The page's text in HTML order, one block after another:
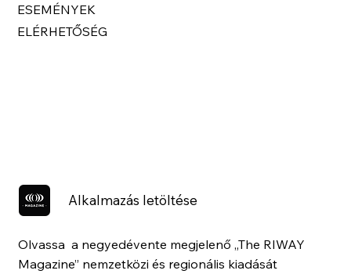
ESEMÉNYEK
ELÉRHETŐSÉG
Alkalmazás letöltése
Olvassa a negyedévente megjelenő „The RIWAY
Magazine” nemzetközi és regionális kiadását